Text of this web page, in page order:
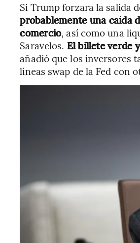
Si Trump forzara la salida
probablemente una caída
comercio, así como una
Saravelos. El billete verde
añadió que los inversores
líneas swap de la Fed con